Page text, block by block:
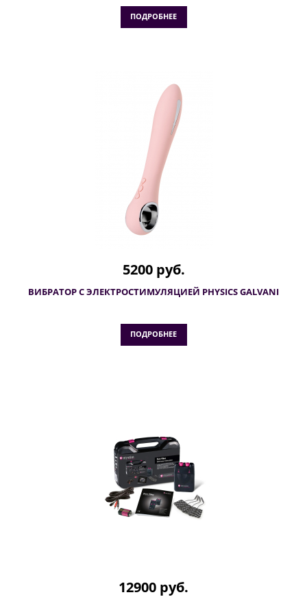
ПОДРОБНЕЕ
5200 руб.
ВИБРАТОР С ЭЛЕКТРОСТИМУЛЯЦИЕЙ PHYSICS GALVANI
ПОДРОБНЕЕ
12900 руб.